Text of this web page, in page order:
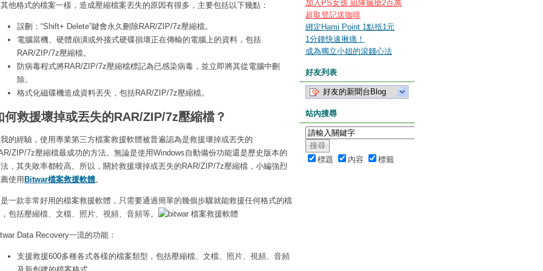
他格式的檔案一樣，造成壓縮檔案丟失的原因有很多，主要包括以下幾點：
誤刪：“Shift+ Delete”鍵會永久刪除RAR/ZIP/7z壓縮檔。
電腦當機、硬體崩潰或外接式硬碟損壞正在傳輸的電腦上的資料，包括
RAR/ZIP/7z壓縮檔。
防病毒程式將RAR/ZIP/7z壓縮檔標記為已感染病毒，並立即將其從電腦中刪
除。
格式化磁碟機造成資料丟失，包括RAR/ZIP/7z壓縮檔。
何救援壞掉或丟失的RAR/ZIP/7z壓縮檔？
的經驗，使用專業第三方檔案救援軟體被普遍認為是救援壞掉或丟失的
ZIP/7z壓縮檔最成功的方法。無論是使用Windows自動備份功能還是歷史版本的
，其失敗率都較高。所以，關於救援壞掉或丟失的RAR/ZIP/7z壓縮檔，小編強烈
使用Bitwar檔案救援軟體。
一款非常好用的檔案救援軟體，只需要通過簡單的幾個步驟就能救援任何格式的檔
包括壓縮檔、文檔、照片、視頻、音頻等。
Data Recovery一流的功能：
支援救援600多種各式各樣的檔案類型，包括壓縮檔、文檔、照片、視頻、音頻
加入PS女孩 組隊瘋搶2百萬
超取登記送咖啡
綁定Hami Point 1點抵1元
1分鐘快速揪痛！
成為獨立小姐的滾錢心法
好友列表
好友的新聞台Blog
站內搜尋
標題 內容 標籤